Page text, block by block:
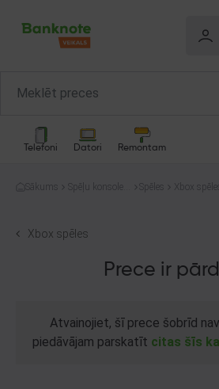
Telefoni Datori Remontam
Sākums
Spēļu konsoles
Spēles Xbox spēles
Xbox spēles
Prece ir
Atvainojiet, šī prece šobrīd
piedāvājam parskatīt citas šīs